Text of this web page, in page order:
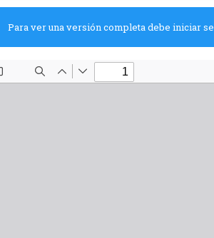
Para ver una versión completa debe iniciar